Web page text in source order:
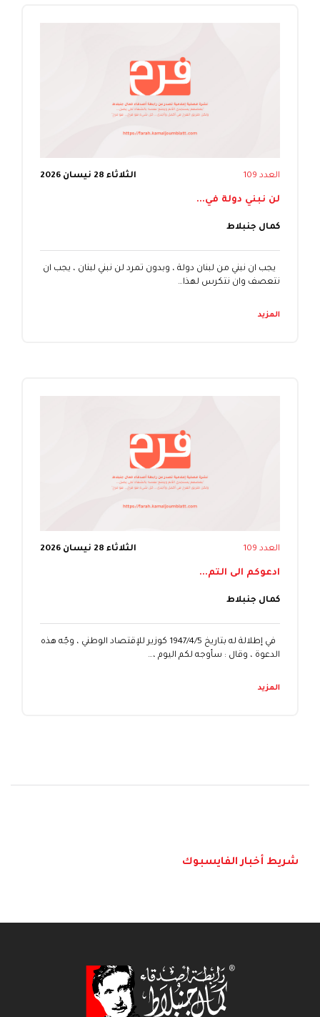
العدد 109 الثلاثاء 28 نيسان 2026
لن نبني دولة في...
كمال جنبلاط
يجب ان نبني من لبنان دولة ، وبدون تمرد لن نبني لبنان ، يجب ان
نتعصف وان نتكرس لهذا…
المزيد
العدد 109 الثلاثاء 28 نيسان 2026
ادعوكم الى التم...
كمال جنبلاط
في إطلالة له بتاريخ 1947/4/5 كوزير للإقتصاد الوطني ، وجّه هذه
الدعوة ، وقال : سأوجه لكم اليوم ،…
المزيد
شريط أخبار الفايسبوك